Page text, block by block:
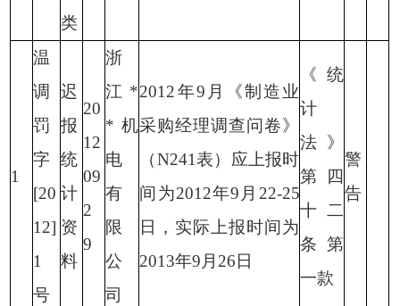
类
1
温
调
罚
字
[20
12]
1
号
迟
报
统
计
资
料
20
12
09
2
9
浙
江 *
* 机
电
有
限
公
司
2012年9 月《制造业
采购经理调查问卷》
（N241表）应上报时
间为2012年9 月 22-25
日，实际上报时间为
2013年9月26 日
《统
计
法》
第四
十二
条第
一款
警
告